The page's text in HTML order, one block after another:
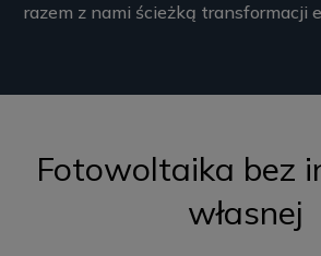
razem z nami ścieżką transformacji
Fotowoltaika bez
własnej